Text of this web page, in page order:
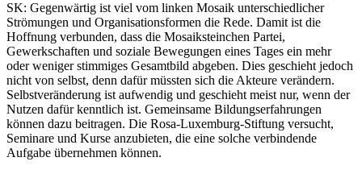
SK: Gegenwärtig ist viel vom linken Mosaik unterschiedlicher
Strömungen und Organisationsformen die Rede. Damit ist die
Hoffnung verbunden, dass die Mosaiksteinchen Partei,
Gewerkschaften und soziale Bewegungen eines Tages ein mehr
oder weniger stimmiges Gesamtbild abgeben. Dies geschieht jedoch
nicht von selbst, denn dafür müssten sich die Akteure verändern.
Selbstveränderung ist aufwendig und geschieht meist nur, wenn der
Nutzen dafür kenntlich ist. Gemeinsame Bildungserfahrungen
können dazu beitragen. Die Rosa-Luxemburg-Stiftung versucht,
Seminare und Kurse anzubieten, die eine solche verbindende
Aufgabe übernehmen können.